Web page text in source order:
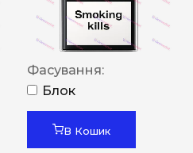
Фасування:
Блок
В Кошик